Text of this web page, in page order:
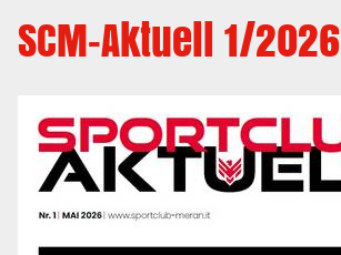
SCM-Aktuell 1/2026